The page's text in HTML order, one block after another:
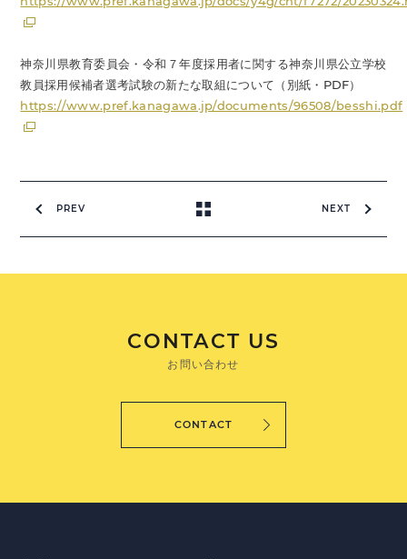
神奈川県教育委員会・令和７年度採用者に関する神奈川県公立学校
教員採用候補者選考試験の新たな取組について（別紙・PDF）
https://www.pref.kanagawa.jp/documents/96508/besshi.pdf
PREV NEXT
CONTACT US
お問い合わせ
CONTACT